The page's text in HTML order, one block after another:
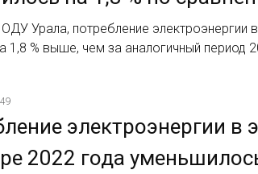
Урала, потребление электроэнергии
1,8 % выше, чем за аналогичный период
электроэнергии в
2022 года